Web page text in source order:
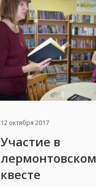
12 октября 2017
Участие в
лермонтовском
квесте